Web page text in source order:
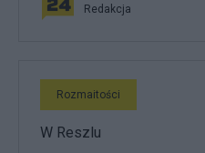
Redakcja
Rozmaitości
W Reszlu